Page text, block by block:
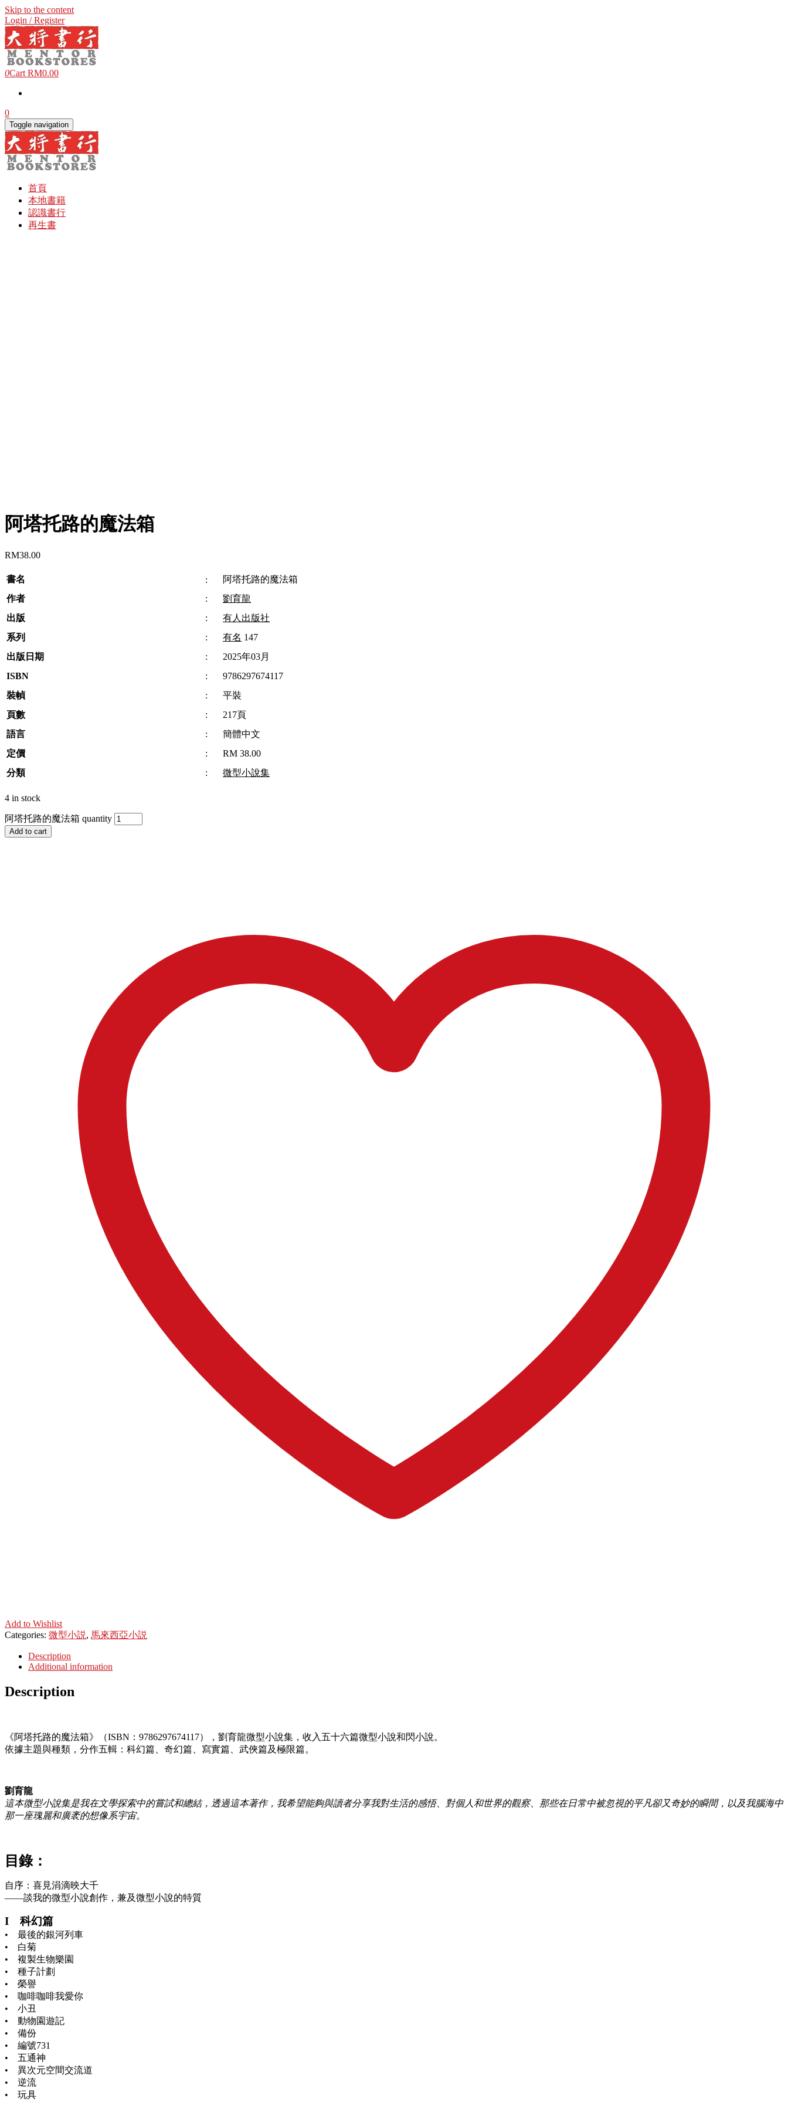
Skip to the content
Login / Register
0Cart RM0.00
0
Toggle navigation
首頁
本地書籍
認識書行
再生書
阿塔托路的魔法箱
RM38.00
書名 :
阿塔托路的魔法箱
作者
:
劉育龍
出版
:
有人出版社
系列
: 有名 147
出版日期
:
2025年03月
ISBN
:
9786297674117
裝幀
:
平裝
頁數
:
217頁
語言
:
簡體中文
定價
:
RM 38.00
分類
: 微型小說集
4 in stock
阿塔托路的魔法箱 quantity
Add to cart
Add to Wishlist
Categories: 微型小説, 馬來西亞小説
Description
Additional information
Description
《阿塔托路的魔法箱》（ISBN：9786297674117），劉育龍微型小說集，收入五十六篇微型小說和閃小說。
依據主題與種類，分作五輯：科幻篇、奇幻篇、寫實篇、武俠篇及極限篇。
劉育龍
這本微型小說集是我在文學探索中的嘗試和總結，透過這本著作，我希望能夠與讀者分享我對生活的感悟、對個人和世界的觀察、那些在日常中被忽視的平凡卻又奇妙的瞬間，以及我腦海中
那一座瑰麗和廣袤的想像系宇宙。
目錄：
自序：喜見涓滴映大千
——談我的微型小說創作，兼及微型小說的特質
I 科幻篇
• 最後的銀河列車
• 白菊
• 複製生物樂園
• 種子計劃
• 榮譽
• 咖啡咖啡我愛你
• 小丑
• 動物園遊記
• 備份
• 編號731
• 五通神
• 異次元空間交流道
• 逆流
• 玩具